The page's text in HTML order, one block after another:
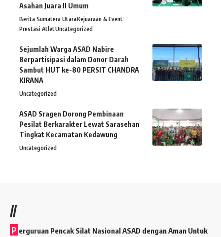
Asahan Juara II Umum
Berita Sumatera UtaraKejuaraan & Event
Prestasi AtletUncategorized
Sejumlah Warga ASAD Nabire
Berpartisipasi dalam Donor Darah
Sambut HUT ke-80 PERSIT CHANDRA
KIRANA
Uncategorized
ASAD Sragen Dorong Pembinaan
Pesilat Berkarakter Lewat Sarasehan
Tingkat Kecamatan Kedawung
Uncategorized
//
P erguruan Pencak Silat Nasional ASAD dengan Aman Untuk